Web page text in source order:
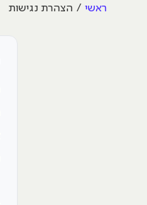
ראשי הצהרת נגישות